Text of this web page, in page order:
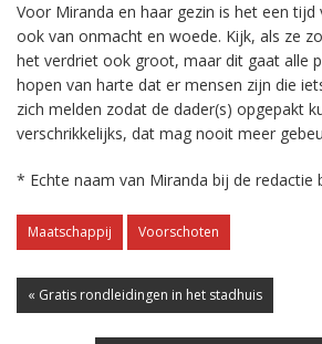
Voor Miranda en haar gezin is het een tijd
ook van onmacht en woede. Kijk, als ze
het verdriet ook groot, maar dit gaat alle
hopen van harte dat er mensen zijn die
zich melden zodat de dader(s) opgepakt
verschrikkelijks, dat mag nooit meer
* Echte naam van Miranda bij de redactie
Maatschappij Voorschoten
« Gratis rondleidingen in het stadhuis